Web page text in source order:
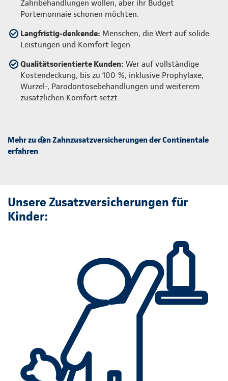
Zahnbehandlungen wollen, aber ihr Budget
Portemonnaie schonen möchten.
Langfristig-denkende: Menschen, die Wert auf solide
Leistungen und Komfort legen.
Qualitätsorientierte Kunden: Wer auf vollständige
Kostendeckung, bis zu 100 %, inklusive Prophylaxe,
Wurzel-, Parodontosebehandlungen und weiterem
zusätzlichen Komfort setzt.
Mehr zu den Zahnzusatzversicherungen der Continentale
erfahren
Unsere Zusatzversicherungen für
Kinder: